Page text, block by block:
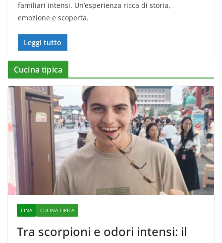
familiari intensi. Un’esperienza ricca di storia,
emozione e scoperta.
Leggi tutto
Cucina tipica
CINA CUCINA TIPICA
Tra scorpioni e odori intensi: il